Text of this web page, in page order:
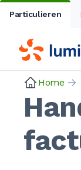
Particulieren
Home